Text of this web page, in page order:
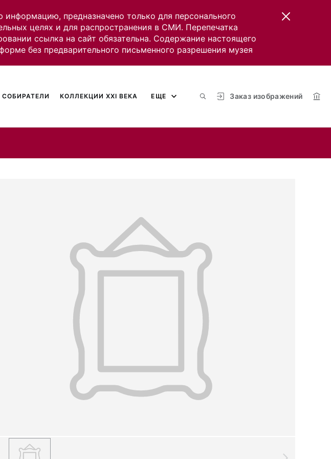
предназначено только для персонального
целях и для распространения в СМИ. Перепечатка
ссылка на сайт обязательна. Содержание настоящего
без предварительного письменного разрешения музея
Заказ изображений
СОБИРАТЕЛИ КОЛЛЕКЦИИ XXI ВЕКА ЕЩЕ